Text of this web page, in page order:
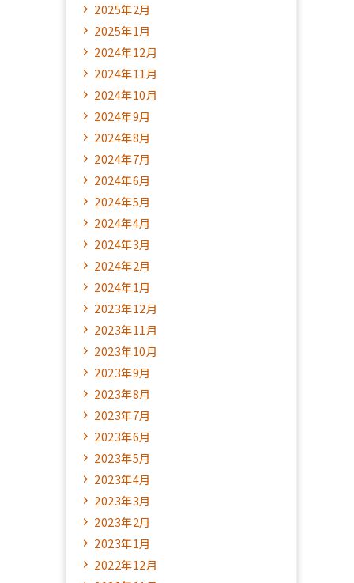
2025年2月
2025年1月
2024年12月
2024年11月
2024年10月
2024年9月
2024年8月
2024年7月
2024年6月
2024年5月
2024年4月
2024年3月
2024年2月
2024年1月
2023年12月
2023年11月
2023年10月
2023年9月
2023年8月
2023年7月
2023年6月
2023年5月
2023年4月
2023年3月
2023年2月
2023年1月
2022年12月